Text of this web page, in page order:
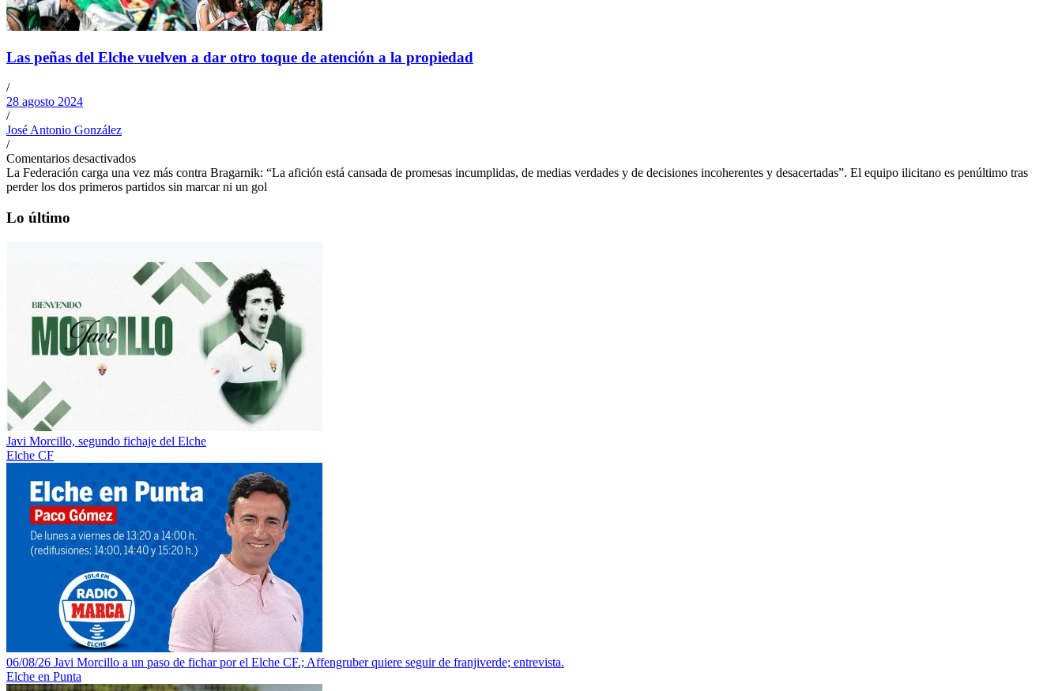
Las peñas del Elche vuelven a dar otro toque de atención a la propiedad
/
28 agosto 2024
/
José Antonio González
/
Comentarios desactivados
La Federación carga una vez más contra Bragarnik: “La afición está cansada de promesas incumplidas, de medias verdades y de decisiones incoherentes y desacertadas”. El equipo ilicitano es penúltimo tras
perder los dos primeros partidos sin marcar ni un gol
Lo último
Javi Morcillo, segundo fichaje del Elche
Elche CF
06/08/26 Javi Morcillo a un paso de fichar por el Elche CF.; Affengruber quiere seguir de franjiverde; entrevista.
Elche en Punta